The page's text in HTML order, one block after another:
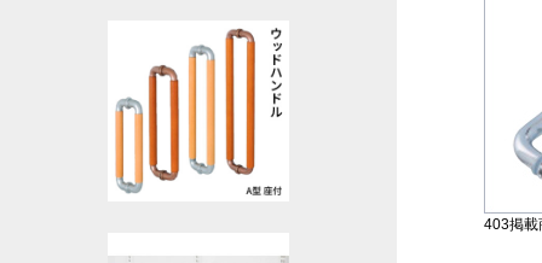
403掲載